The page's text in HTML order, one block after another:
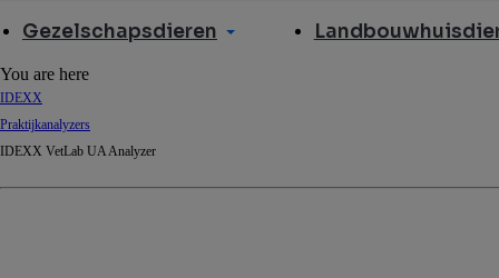
Gezelschapsdieren
You are here
IDEXX
Praktijkanalyzers
IDEXX VetLab UA Analyzer